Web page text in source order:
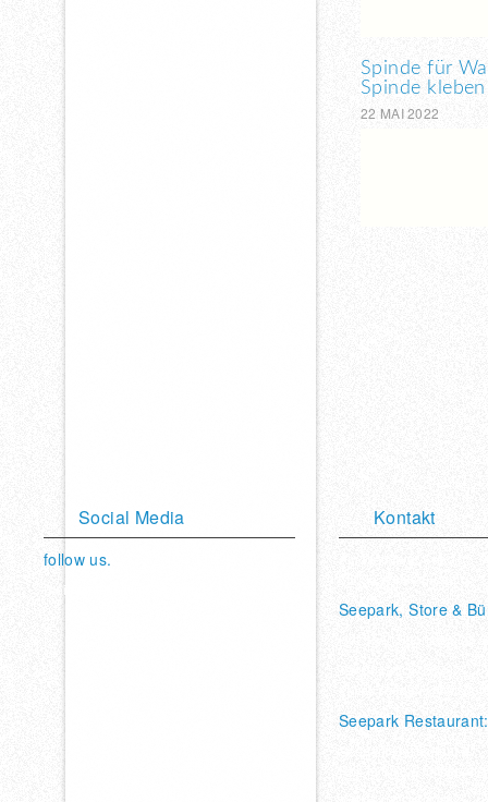
Spinde für
Spinde
22 MAI 2022
Social Media
follow us.
Bleibe mit uns in Verbindung.
Kontakt
Seepark, Store &
Seepark Restaurant: